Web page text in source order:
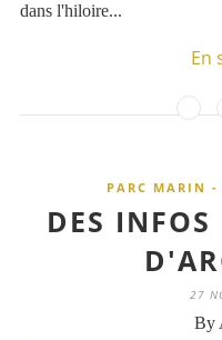
dans l'hiloire...
En
PARC MARIN -
DES INFOS
27
By